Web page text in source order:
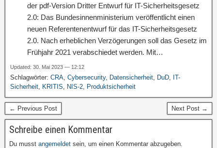
der pdf-Version Dritter Entwurf für IT-Sicherheitsgesetz
2.0: Das Bundesinnenministerium veröffentlicht einen
neuen Referentenentwurf für das IT-Sicherheitsgesetz
2.0. Nach erheblichen Verzögerungen soll das Gesetz im
Frühjahr 2021 verabschiedet werden. Mit…
Updated: 30. Mai 2023 — 12:12
Schlagwörter: CRA, Cybersecurity, Datensicherheit, DuD, IT-
Sicherheit, KRITIS, NIS-2, Produktsicherheit
← Previous Post Next Post →
Schreibe einen Kommentar
Du musst angemeldet sein, um einen Kommentar abzugeben.